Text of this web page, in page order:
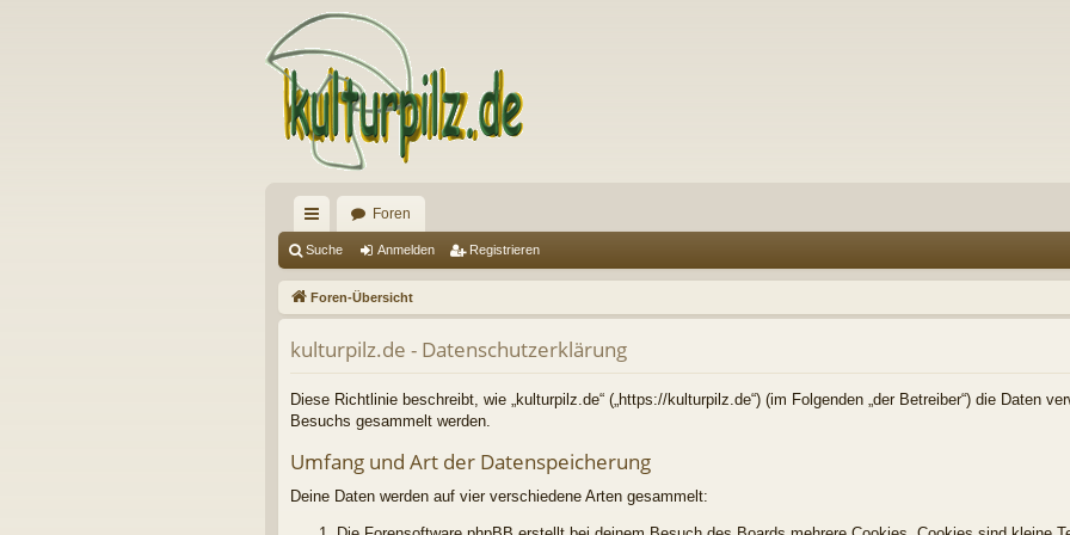
ch
ne
llz
ug
riff
Foren
Suche Anmelden Registrieren
Foren-Übersicht
kulturpilz.de - Datenschutzerklärung
Diese Richtlinie beschreibt, wie „kulturpilz.de“ („https://kulturpilz.de“) (im Folgenden „der Betreiber“) die Daten
Besuchs gesammelt werden.
Umfang und Art der Datenspeicherung
Deine Daten werden auf vier verschiedene Arten gesammelt: